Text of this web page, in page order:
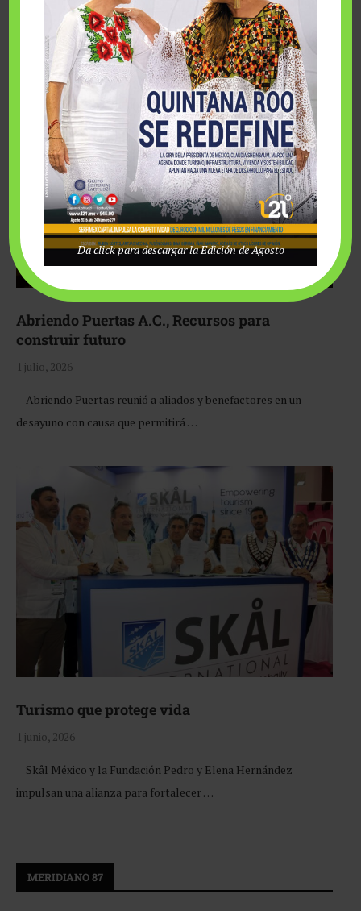
Fairmont Mayakoba y Make-A-Wish México unieron
esfuerzos para hacer realidad el deseo de una …
Abriendo Puertas A.C., Recursos para
construir futuro
1 julio, 2026
Abriendo Puertas reunió a aliados y benefactores en un
desayuno con causa que permitirá …
Turismo que protege vida
1 junio, 2026
Skål México y la Fundación Pedro y Elena Hernández
impulsan una alianza para fortalecer …
MERIDIANO 87
Da click para descargar la Edición de Agosto